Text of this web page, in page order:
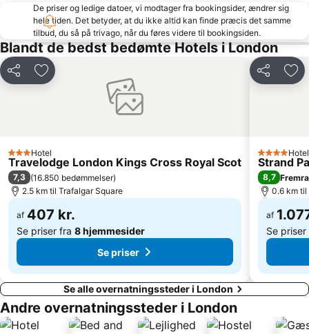
The O2 Arena
Islington
Tower Bridge
Victoria
Russell Square
Stratford Station
Picadilly Circus Station
Buckingham Palace
Trafalgar Square
ExCeL
De priser og ledige datoer, vi modtager fra bookingsider, ændrer sig
hele tiden. Det betyder, at du ikke altid kan finde præcis det samme
tilbud, du så på trivago, når du føres videre til bookingsiden.
Blandt de bedst bedømte Hotels i London
Del Føj til favoritter
3 Stjerner
Hotel
Travelodge London Kings Cross Royal Scot
7,3 (16.850 bedømmelser)
2.5 km til Trafalgar Square
af 407 kr.
Se priser fra 8 hjemmesider
Se priser
Del
4 Stjerner
Hotel
Strand
8,7
0.6 km til
af
Se
Se alle overnatningssteder i London
Andre overnatningssteder i London